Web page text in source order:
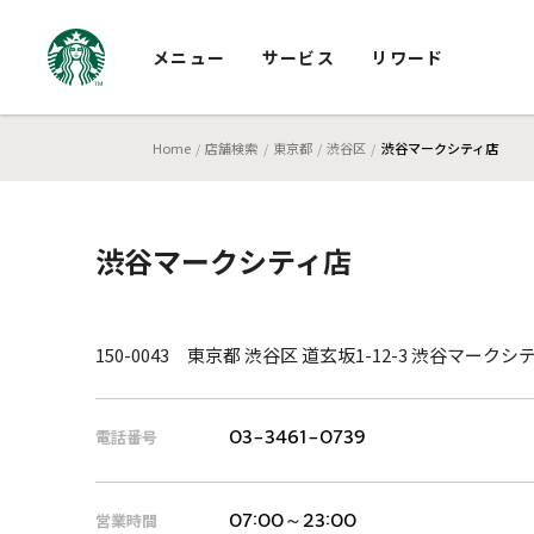
メニュー サービス リワード
Home 店舗検索 東京都 渋谷区 渋谷マークシティ店
渋谷マークシティ店
150-0043 東京都 渋谷区 道玄坂1-12-3 渋谷マークシ
電話番号 03-3461-0739
営業時間 07:00～23:00